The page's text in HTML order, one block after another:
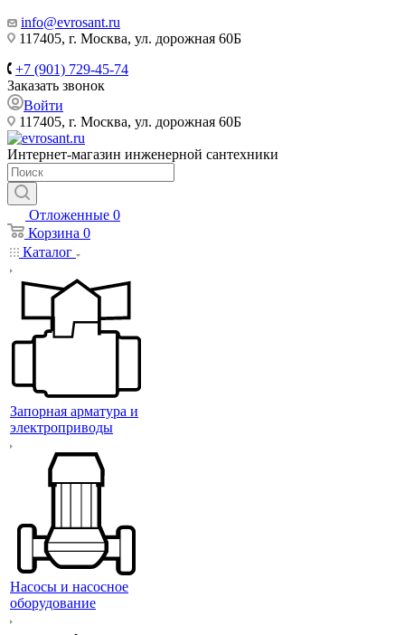
info@evrosant.ru
117405, г. Москва, ул. дорожная 60Б
+7 (901) 729-45-74
Заказать звонок
Войти
117405, г. Москва, ул. дорожная 60Б
Интернет-магазин инженерной сантехники
Отложенные 0
Корзина 0
Каталог
Запорная арматура и
электроприводы
Насосы и насосное
оборудование